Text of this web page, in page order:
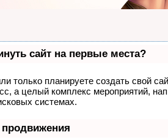
сайт на первые места?
только планируете создать свой
а целый комплекс мероприятий,
системах.
продвижения